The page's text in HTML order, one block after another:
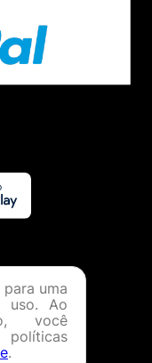
uma
uso. Ao
você
políticas
.